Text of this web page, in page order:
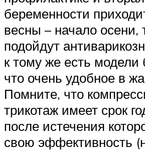
беременности
весны – начало осени,
подойдут
к тому же есть модели
что очень удобное в
Помните, что
трикотаж имеет срок
после истечения
свою эффективность